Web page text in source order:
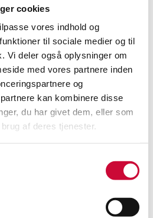
cookies
vores indhold og
til sociale medier og til
Vi deler også oplysninger om
med vores partnere inden
og
kan kombinere disse
du har givet dem, eller som
af deres tjenester.
NUMBER
2023. Organic. (OC). Alc. 13%.
with handling marks. (36)